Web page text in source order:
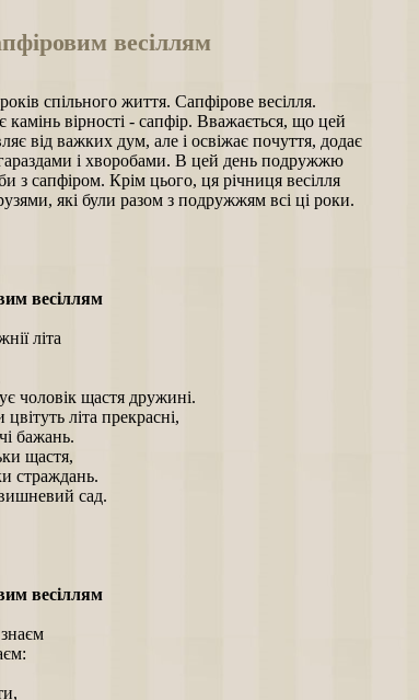
весіллям
спільного життя. Сапфірове весілля.
камінь вірності - сапфір. Вважається, що цей
від важких дум, але і освіжає почуття, додає
і хворобами. В цей день подружжю
з сапфіром. Крім цього, ця річниця весілля
які були разом з подружжям всі ці роки.
весіллям
літа
чоловік щастя дружині.
літа прекрасні,
бажань.
щастя,
страждань.
сад.
весіллям